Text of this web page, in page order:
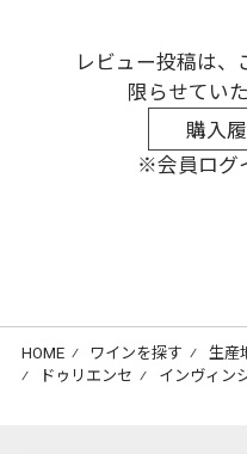
レビュー投稿は
限らせてい
購入
※会員ログ
HOME ⁄ ワインを探す ⁄ 生産
⁄
ドゥリエンセ ⁄ インヴィン